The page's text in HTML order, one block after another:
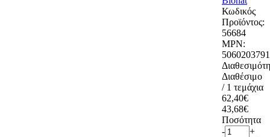
Κωδικός
Προϊόντος:
56684
MPN:
Διαθέσιμο
/ 1 τεμάχια
62,40€
43,68€
Ποσότητα
-
+